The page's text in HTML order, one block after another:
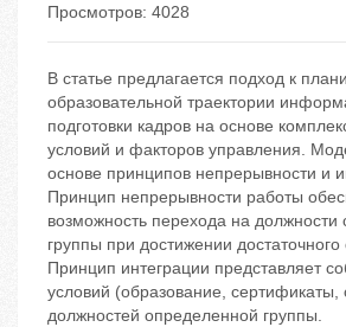
Просмотров: 4028
В статье предлагается подход к
образовательной траектории
подготовки кадров на основе
условий и факторов управления.
основе принципов непрерывности и
Принцип непрерывности работы
возможность перехода на
группы при достижении
Принцип интеграции представляет
условий (образование,
должностей определенной группы.